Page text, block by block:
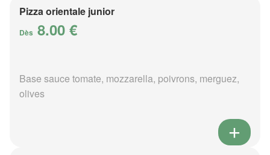
Pizza orientale junior
Dès 8.00 €
Base sauce tomate, mozzarella, poivrons, merguez,
olives